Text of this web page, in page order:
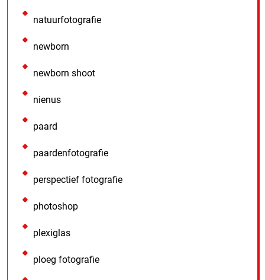
natuurfotografie
newborn
newborn shoot
nienus
paard
paardenfotografie
perspectief fotografie
photoshop
plexiglas
ploeg fotografie